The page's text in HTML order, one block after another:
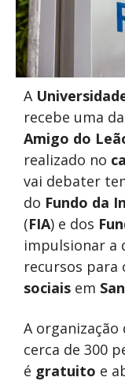
A
recebe uma
Amigo do
realizado no
vai debater
do Fundo da
(FIA) e dos
impulsionar a
recursos para
sociais em
A
cerca de 300
é gratuito e